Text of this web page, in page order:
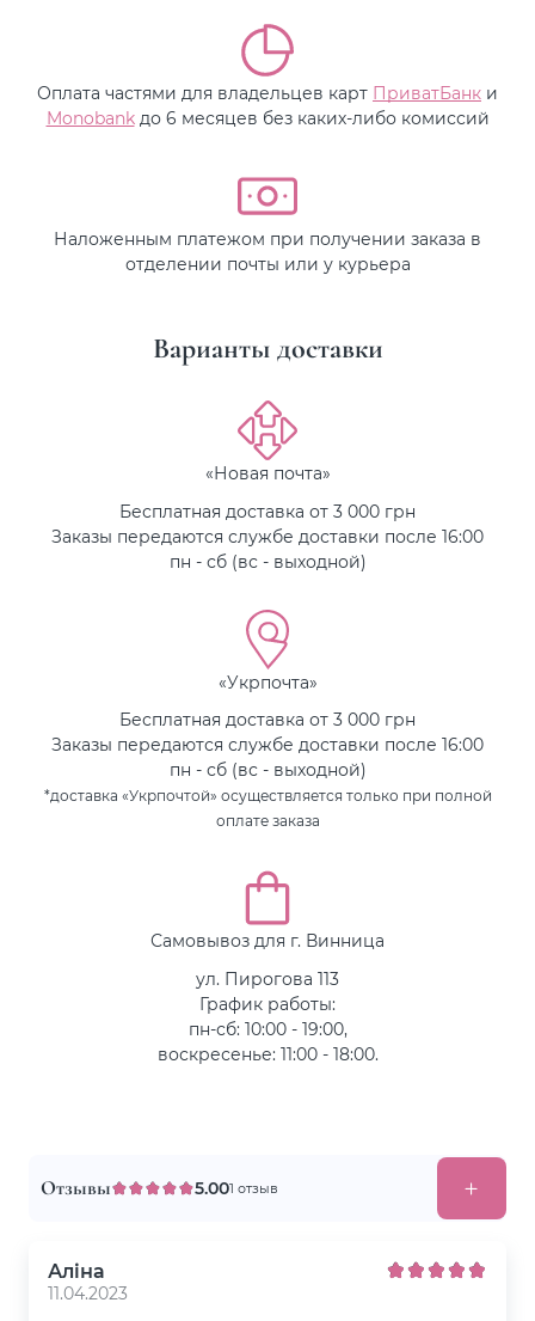
Оплата частями для владельцев карт ПриватБанк и
Monobankдо 6 месяцев без каких-либо комиссий
Наложенным платежом при получении заказа в
отделении почты или у курьера
Варианты доставки
«Новая почта»
Бесплатная доставка от 3 000 грн
Заказы передаются службе доставки после 16:00
пн - сб (вс - выходной)
«Укрпочта»
Бесплатная доставка от 3 000 грн
Заказы передаются службе доставки после 16:00
пн - сб (вс - выходной)
*доставка «Укрпочтой» осуществляется только при полной
оплате заказа
Самовывоз для г. Винница
ул. Пирогова 113
График работы:
пн-сб: 10:00 - 19:00,
воскресенье: 11:00 - 18:00.
Отзывы 5.001 отзыв
Аліна
11.04.2023